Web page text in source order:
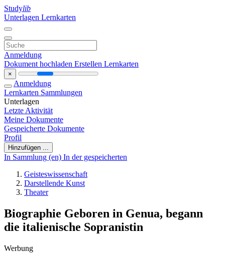
Studylib
Unterlagen Lernkarten
Anmeldung
Dokument hochladen Erstellen Lernkarten
×
Anmeldung
Lernkarten Sammlungen
Unterlagen
Letzte Aktivität
Meine Dokumente
Gespeicherte Dokumente
Profil
Hinzufügen ...
In Sammlung (en) In der gespeicherten
Geisteswissenschaft
Darstellende Kunst
Theater
Biographie Geboren in Genua, begann
die italienische Sopranistin
Werbung